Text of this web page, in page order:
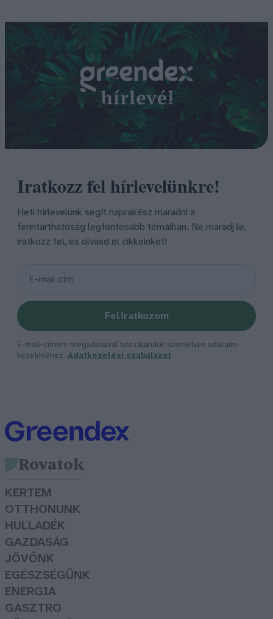
Iratkozz fel hírlevelünkre!
Heti hírlevelünk segít naprakész maradni a
fenntarthatóság legfontosabb témáiban. Ne maradj le,
iratkozz fel, és olvasd el cikkeinket!
Feliratkozom
E-mail-címem megadásával hozzájárulok személyes adataim
kezeléséhez. Adatkezelési szabályzat
Rovatok
KERTEM
OTTHONUNK
HULLADÉK
GAZDASÁG
JÖVŐNK
EGÉSZSÉGÜNK
ENERGIA
GASZTRO